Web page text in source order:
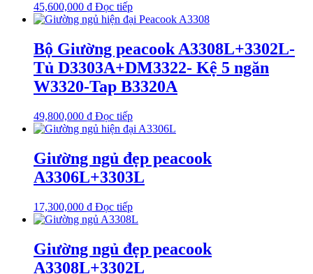
45,600,000 ₫ Đọc tiếp
Bộ Giường peacook A3308L+3302L-
Tủ D3303A+DM3322- Kệ 5 ngăn
W3320-Tap B3320A
49,800,000 ₫ Đọc tiếp
Giường ngủ đẹp peacook
A3306L+3303L
17,300,000 ₫ Đọc tiếp
Giường ngủ đẹp peacook
A3308L+3302L